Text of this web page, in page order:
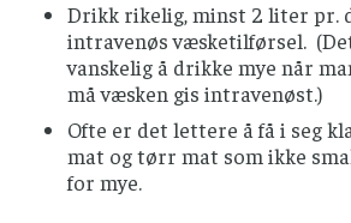
Drikk rikelig, minst 2 liter pr.
intravenøs væsketilførsel.
vanskelig å drikke mye når
må væsken gis intravenøst.)
Ofte er det lettere å få i seg
mat og tørr mat som ikke
for mye.